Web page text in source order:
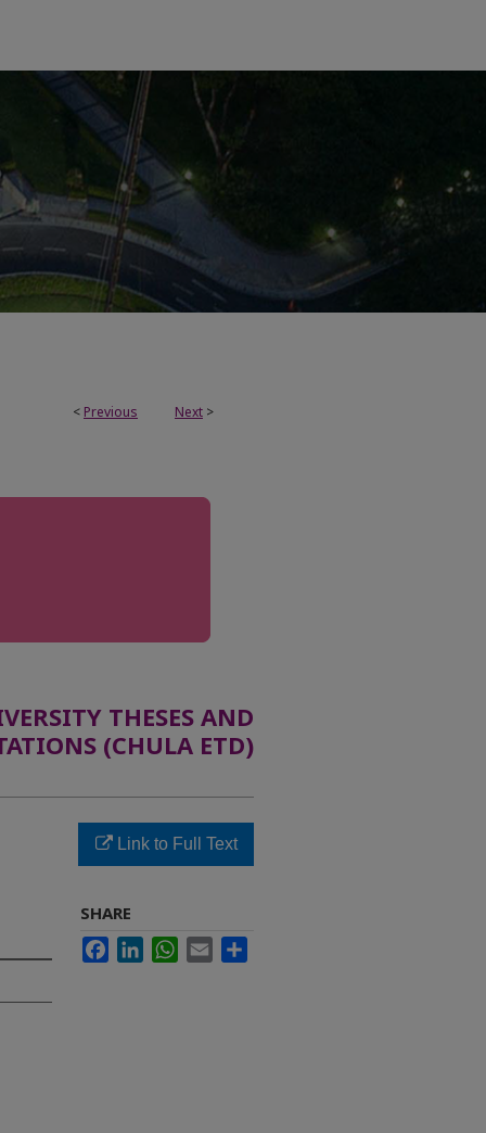
< Previous Next >
THESES AND
(CHULA ETD)
Link to Full Text
SHARE
FacebookLinkedInWhatsApp
Email